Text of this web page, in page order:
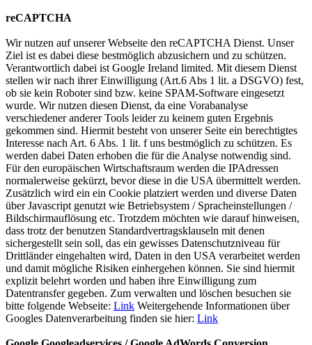
reCAPTCHA
Wir nutzen auf unserer Webseite den reCAPTCHA Dienst. Unser
Ziel ist es dabei diese bestmöglich abzusichern und zu schützen.
Verantwortlich dabei ist Google Ireland limited. Mit diesem Dienst
stellen wir nach ihrer Einwilligung (Art.6 Abs 1 lit. a DSGVO) fest,
ob sie kein Roboter sind bzw. keine SPAM-Software eingesetzt
wurde. Wir nutzen diesen Dienst, da eine Vorabanalyse
verschiedener anderer Tools leider zu keinem guten Ergebnis
gekommen sind. Hiermit besteht von unserer Seite ein berechtigtes
Interesse nach Art. 6 Abs. 1 lit. f uns bestmöglich zu schützen. Es
werden dabei Daten erhoben die für die Analyse notwendig sind.
Für den europäischen Wirtschaftsraum werden die IPAdressen
normalerweise gekürzt, bevor diese in die USA übermittelt werden.
Zusätzlich wird ein ein Cookie platziert werden und diverse Daten
über Javascript genutzt wie Betriebsystem / Spracheinstellungen /
Bildschirmauflösung etc. Trotzdem möchten wie darauf hinweisen,
dass trotz der benutzen Standardvertragsklauseln mit denen
sichergestellt sein soll, das ein gewisses Datenschutzniveau für
Drittländer eingehalten wird, Daten in den USA verarbeitet werden
und damit mögliche Risiken einhergehen können. Sie sind hiermit
explizit belehrt worden und haben ihre Einwilligung zum
Datentransfer gegeben. Zum verwalten und löschen besuchen sie
bitte folgende Webseite: Link Weitergehende Informationen über
Googles Datenverarbeitung finden sie hier: Link